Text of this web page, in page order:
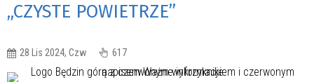
„CZYSTE POWIETRZE”
28 Lis 2024, Czw 617